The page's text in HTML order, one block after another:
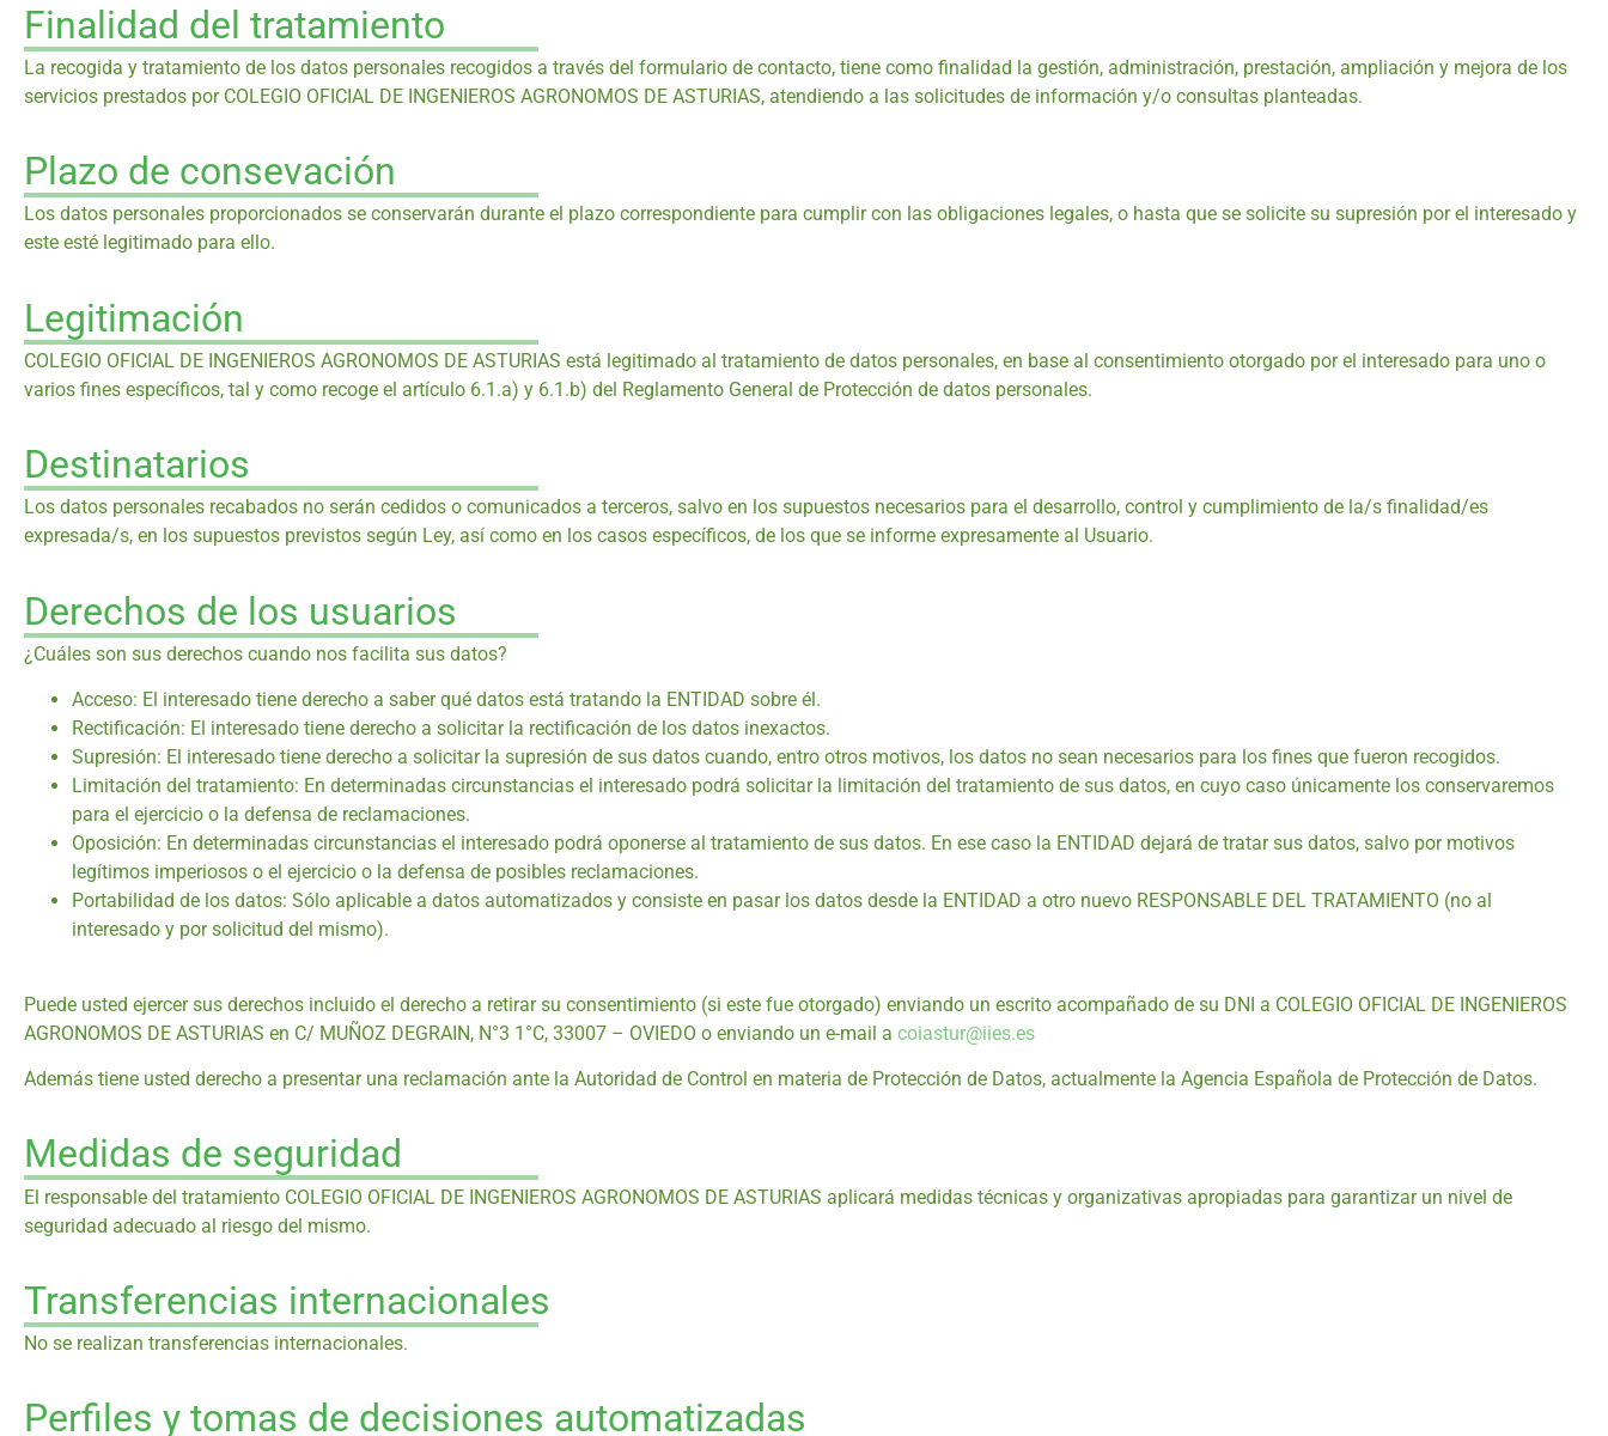
Finalidad del tratamiento
La recogida y tratamiento de los datos personales recogidos a través del formulario de contacto, tiene como finalidad la gestión, administración, prestación, ampliación y mejora de los
servicios prestados por COLEGIO OFICIAL DE INGENIEROS AGRONOMOS DE ASTURIAS, atendiendo a las solicitudes de información y/o consultas planteadas.
Plazo de consevación
Los datos personales proporcionados se conservarán durante el plazo correspondiente para cumplir con las obligaciones legales, o hasta que se solicite su supresión por el interesado y
este esté legitimado para ello.
Legitimación
COLEGIO OFICIAL DE INGENIEROS AGRONOMOS DE ASTURIAS está legitimado al tratamiento de datos personales, en base al consentimiento otorgado por el interesado para uno o
varios fines específicos, tal y como recoge el artículo 6.1.a) y 6.1.b) del Reglamento General de Protección de datos personales.
Destinatarios
Los datos personales recabados no serán cedidos o comunicados a terceros, salvo en los supuestos necesarios para el desarrollo, control y cumplimiento de la/s finalidad/es
expresada/s, en los supuestos previstos según Ley, así como en los casos específicos, de los que se informe expresamente al Usuario.
Derechos de los usuarios
¿Cuáles son sus derechos cuando nos facilita sus datos?
Acceso: El interesado tiene derecho a saber qué datos está tratando la ENTIDAD sobre él.
Rectificación: El interesado tiene derecho a solicitar la rectificación de los datos inexactos.
Supresión: El interesado tiene derecho a solicitar la supresión de sus datos cuando, entro otros motivos, los datos no sean necesarios para los fines que fueron recogidos.
Limitación del tratamiento: En determinadas circunstancias el interesado podrá solicitar la limitación del tratamiento de sus datos, en cuyo caso únicamente los conservaremos
para el ejercicio o la defensa de reclamaciones.
Oposición: En determinadas circunstancias el interesado podrá oponerse al tratamiento de sus datos. En ese caso la ENTIDAD dejará de tratar sus datos, salvo por motivos
legítimos imperiosos o el ejercicio o la defensa de posibles reclamaciones.
Portabilidad de los datos: Sólo aplicable a datos automatizados y consiste en pasar los datos desde la ENTIDAD a otro nuevo RESPONSABLE DEL TRATAMIENTO (no al
interesado y por solicitud del mismo).
Puede usted ejercer sus derechos incluido el derecho a retirar su consentimiento (si este fue otorgado) enviando un escrito acompañado de su DNI a COLEGIO OFICIAL DE INGENIEROS
AGRONOMOS DE ASTURIAS en C/ MUÑOZ DEGRAIN, N°3 1°C, 33007 – OVIEDO o enviando un e-mail a coiastur@iies.es
Además tiene usted derecho a presentar una reclamación ante la Autoridad de Control en materia de Protección de Datos, actualmente la Agencia Española de Protección de Datos.
Medidas de seguridad
El responsable del tratamiento COLEGIO OFICIAL DE INGENIEROS AGRONOMOS DE ASTURIAS aplicará medidas técnicas y organizativas apropiadas para garantizar un nivel de
seguridad adecuado al riesgo del mismo.
Transferencias internacionales
No se realizan transferencias internacionales.
Perfiles y tomas de decisiones automatizadas